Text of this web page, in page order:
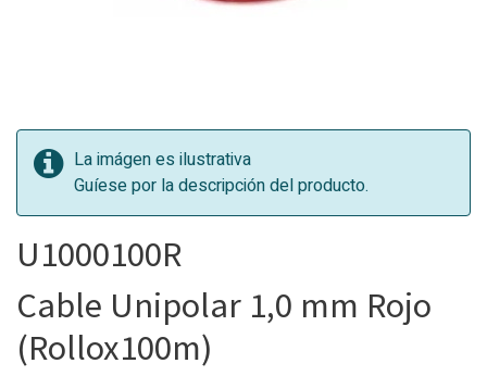
La imágen es ilustrativa
Guíese por la descripción del producto.
U1000100R
Cable Unipolar 1,0 mm Rojo
(Rollox100m)